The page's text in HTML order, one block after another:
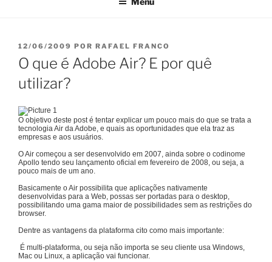
PUBLICADO
EM
12/06/2009 POR RAFAEL FRANCO
O que é Adobe Air? E por quê
utilizar?
O objetivo deste post é tentar explicar um pouco mais do que se trata a
tecnologia Air da Adobe, e quais as oportunidades que ela traz as
empresas e aos usuários.
O Air começou a ser desenvolvido em 2007, ainda sobre o codinome
Apollo tendo seu lançamento oficial em fevereiro de 2008, ou seja, a
pouco mais de um ano.
Basicamente o Air possibilita que aplicações nativamente
desenvolvidas para a Web, possas ser portadas para o desktop,
possibilitando uma gama maior de possibilidades sem as restrições do
browser.
Dentre as vantagens da plataforma cito como mais importante:
É multi-plataforma, ou seja não importa se seu cliente usa Windows,
Mac ou Linux, a aplicação vai funcionar.